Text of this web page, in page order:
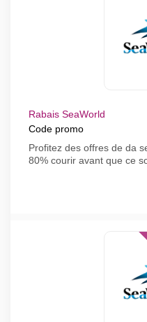
Rabais SeaWorld
Code promo
Profitez des offres de da
80% courir avant que ce